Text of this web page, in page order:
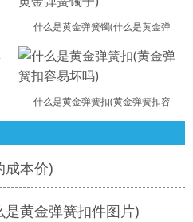
什么是黄金弹簧镯(什么是黄金弹
什么是黄金弹簧扣(黄金弹簧扣容
成本价)
黄金弹簧扣件图片)